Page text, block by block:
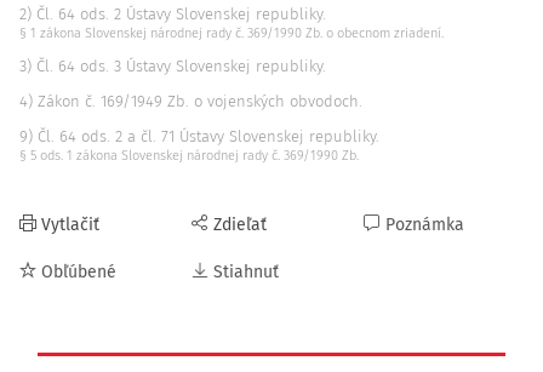
2) Čl. 64 ods. 2 Ústavy Slovenskej republiky.
§ 1 zákona Slovenskej národnej rady č. 369/1990 Zb. o obecnom zriadení.
3) Čl. 64 ods. 3 Ústavy Slovenskej republiky.
4) Zákon č. 169/1949 Zb. o vojenských obvodoch.
9) Čl. 64 ods. 2 a čl. 71 Ústavy Slovenskej republiky.
§ 5 ods. 1 zákona Slovenskej národnej rady č. 369/1990 Zb.
Vytlačiť
Obľúbené
Zdieľať
Stiahnuť
Poznámka